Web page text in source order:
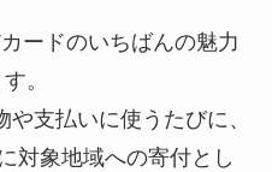
ードのいちばんの魅力
。
支払いに使うたびに、
対象地域への寄付とし